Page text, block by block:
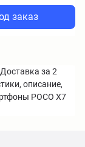
заказ
за 2
описание,
POCO X7